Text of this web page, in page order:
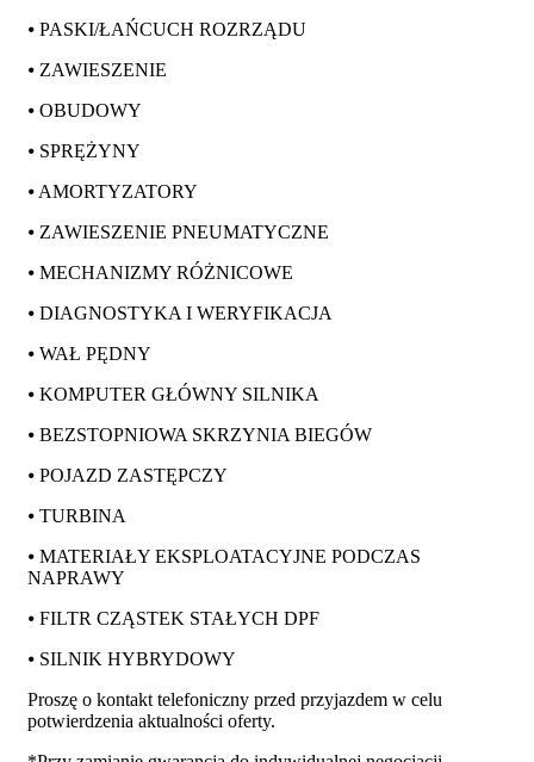
⦁ PASKI/ŁAŃCUCH ROZRZĄDU
⦁ ZAWIESZENIE
⦁ OBUDOWY
⦁ SPRĘŻYNY
⦁ AMORTYZATORY
⦁ ZAWIESZENIE PNEUMATYCZNE
⦁ MECHANIZMY RÓŻNICOWE
⦁ DIAGNOSTYKA I WERYFIKACJA
⦁ WAŁ PĘDNY
⦁ KOMPUTER GŁÓWNY SILNIKA
⦁ BEZSTOPNIOWA SKRZYNIA BIEGÓW
⦁ POJAZD ZASTĘPCZY
⦁ TURBINA
⦁ MATERIAŁY EKSPLOATACYJNE PODCZAS
NAPRAWY
⦁ FILTR CZĄSTEK STAŁYCH DPF
⦁ SILNIK HYBRYDOWY
Proszę o kontakt telefoniczny przed przyjazdem w celu
potwierdzenia aktualności oferty.